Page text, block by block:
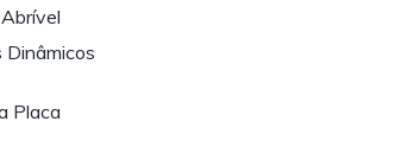
Dinâmicos
Placa